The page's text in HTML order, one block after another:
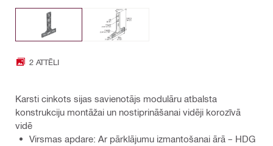
2 ATTĒLI
Karsti cinkots sijas savienotājs modulāru atbalsta
konstrukciju montāžai un nostiprināšanai vidēji korozīvā
vidē
Virsmas apdare: Ar pārklājumu izmantošanai ārā – HDG